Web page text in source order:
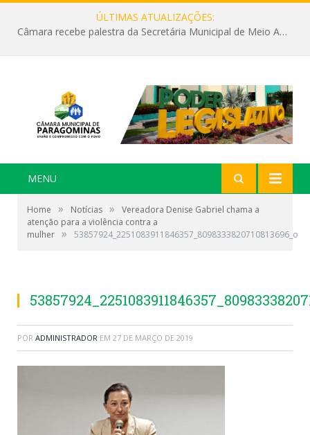
ÚLTIMAS ATUALIZAÇÕES:
Câmara recebe palestra da Secretária Municipal de Meio Ambiente sobre as ações da “SEMANA DO MEIO AMBIENTE”
MENU
Home » Notícias »
Vereadora Denise Gabriel chama a
atenção para a violência contra a
mulher » 53857924_2251083911846357_8098333820710813696_o
POR ADMINISTRADOR EM 27 DE MARÇO DE 2019